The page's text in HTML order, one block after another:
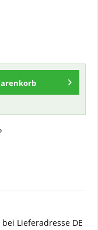
Lieferadresse DE